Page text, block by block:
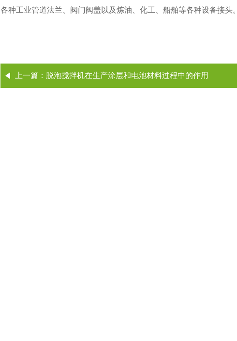
各种工业管道法兰、阀门阀盖以及炼油、化工、船舶等各种设备接头。
上一篇： 脱泡搅拌机在生产涂层和电池材料过程中的作用